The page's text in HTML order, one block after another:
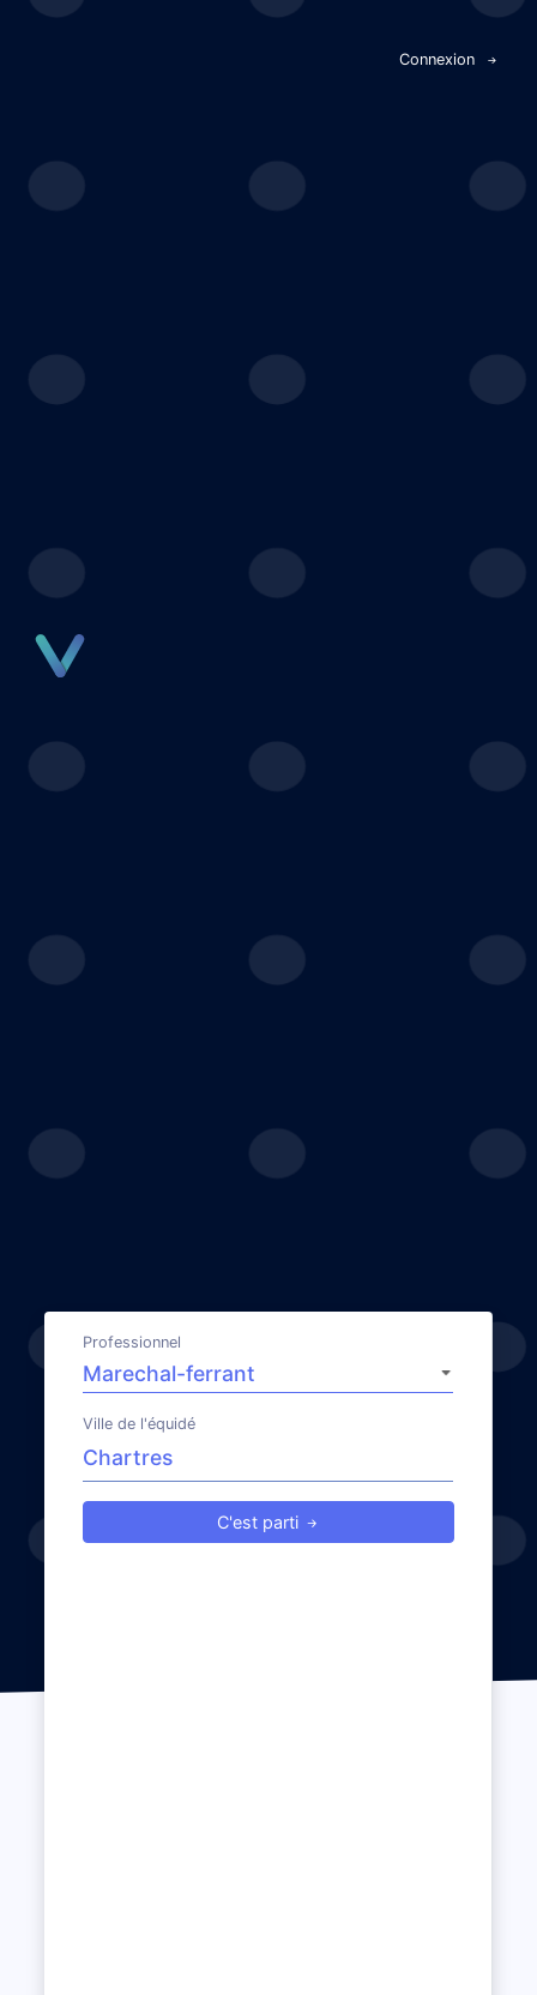
Connexion
Professionnel
Ville de l'équidé
C'est parti